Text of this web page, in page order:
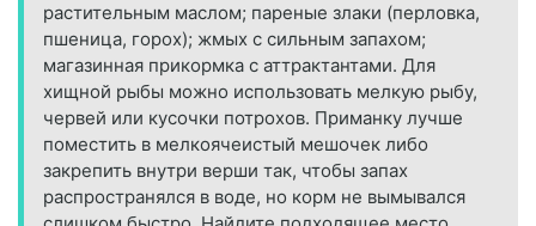
растительным маслом; пареные злаки (перловка,
пшеница, горох); жмых с сильным запахом;
магазинная прикормка с аттрактантами. Для
хищной рыбы можно использовать мелкую рыбу,
червей или кусочки потрохов. Приманку лучше
поместить в мелкоячеистый мешочек либо
закрепить внутри верши так, чтобы запах
распространялся в воде, но корм не вымывался